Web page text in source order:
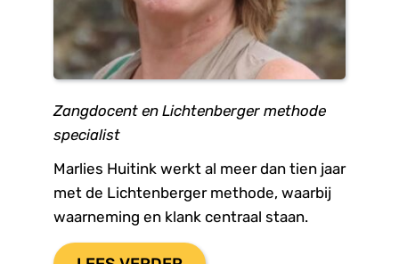
Zangdocent en Lichtenberger methode
specialist
Marlies Huitink werkt al meer dan tien jaar
met de Lichtenberger methode, waarbij
waarneming en klank centraal staan.